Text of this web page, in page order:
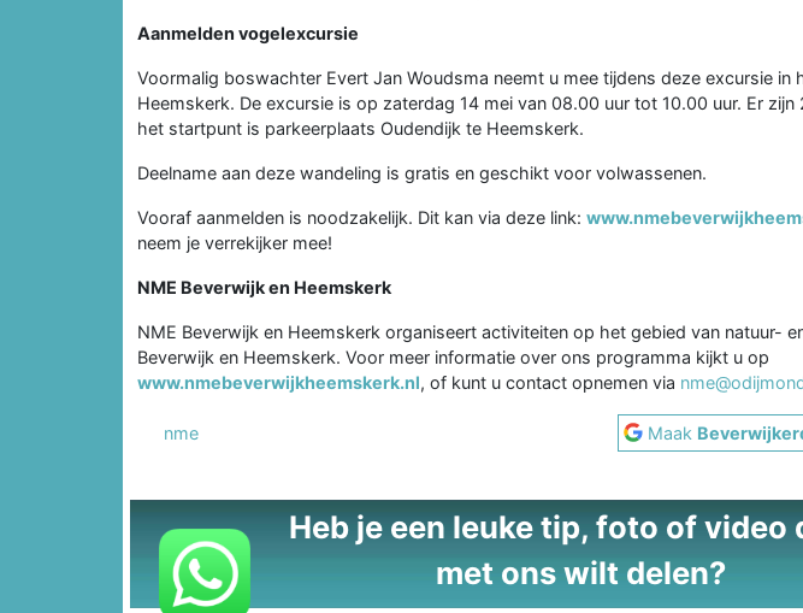
Aanmelden vogelexcursie
Voormalig boswachter Evert Jan Woudsma neemt u mee tijdens deze excursie in
Heemskerk. De excursie is op zaterdag 14 mei van 08.00 uur tot 10.00 uur. Er
het startpunt is parkeerplaats Oudendijk te Heemskerk.
Deelname aan deze wandeling is gratis en geschikt voor volwassenen.
Vooraf aanmelden is noodzakelijk. Dit kan via deze link:
neem je verrekijker mee!
NME Beverwijk en Heemskerk
NME Beverwijk en Heemskerk organiseert activiteiten op het gebied van natuur-
Beverwijk en Heemskerk. Voor meer informatie over ons programma kijkt u op
www.nmebeverwijkheemskerk.nl, of kunt u contact opnemen via
nme Maak
Heb je een leuke tip, foto of video
met ons wilt delen?